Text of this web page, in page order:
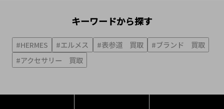
キーワードから探す
#HERMES #エルメス #表参道 買取
#ブランド 買取
#アクセサリー 買取